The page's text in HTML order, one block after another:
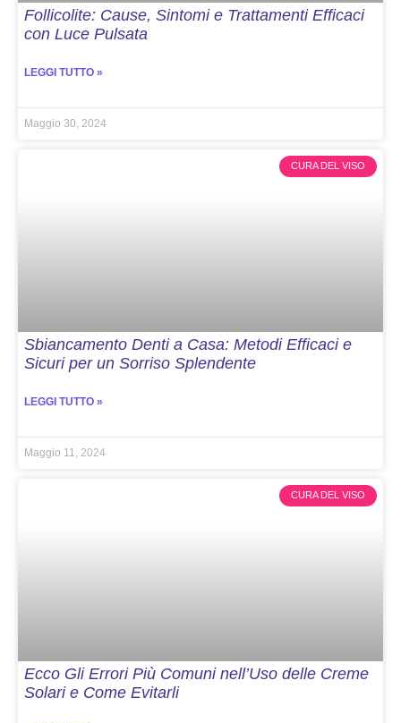
Follicolite: Cause, Sintomi e Trattamenti Efficaci
con Luce Pulsata
LEGGI TUTTO »
Maggio 30, 2024
CURA DEL VISO
Sbiancamento Denti a Casa: Metodi Efficaci e
Sicuri per un Sorriso Splendente
LEGGI TUTTO »
Maggio 11, 2024
CURA DEL VISO
Ecco Gli Errori Più Comuni nell’Uso delle Creme
Solari e Come Evitarli